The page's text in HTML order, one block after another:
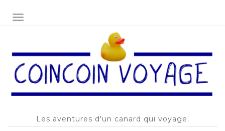
AFFICHER/MASQUER LA NAVIGATION
Les aventures d'un canard qui voyage.